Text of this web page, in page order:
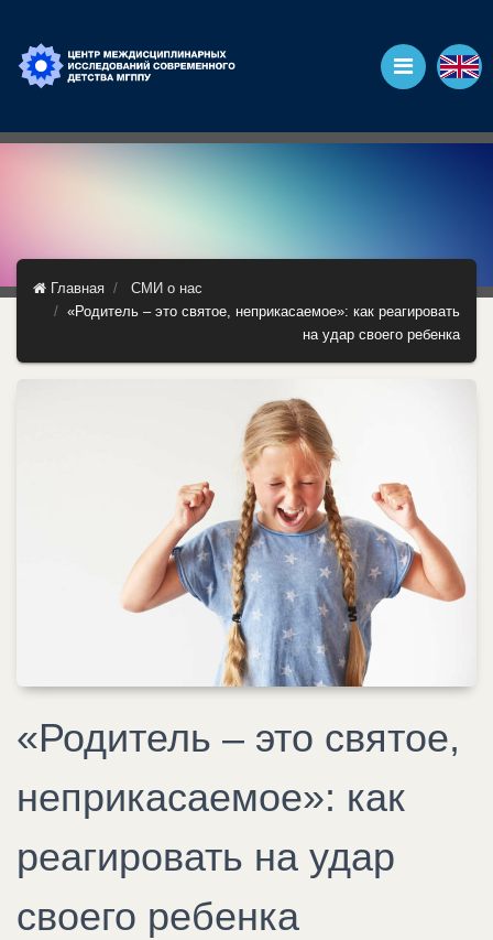
Главная
СМИ о нас
«Родитель – это святое, неприкасаемое»: как реагировать
на удар своего ребенка
«Родитель – это святое,
неприкасаемое»: как
реагировать на удар
своего ребенка